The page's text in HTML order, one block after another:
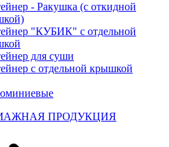
- Ракушка (с откидной
"КУБИК" с отдельной
для суши
с отдельной крышкой
ПРОДУКЦИЯ